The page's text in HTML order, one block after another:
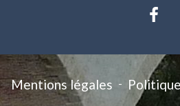
Mentions légales -